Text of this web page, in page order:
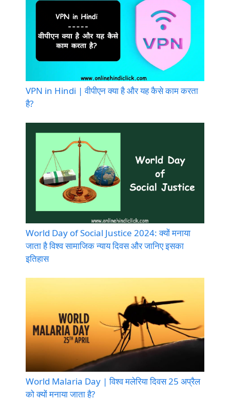
VPN in Hindi | वीपीएन क्या है और यह कैसे काम करता
है?
World Day of Social Justice 2024: क्यों मनाया
जाता है विश्व सामाजिक न्याय दिवस और जानिए इसका
इतिहास
World Malaria Day | विश्व मलेरिया दिवस 25 अप्रैल
को क्यों मनाया जाता है?